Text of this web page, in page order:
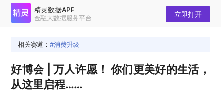
相关赛道： 消费升级
好博会 | 万人许愿！ 你们更美好的生活，
从这里启程……
精灵数据APP
金融大数据服务平台 立即打开